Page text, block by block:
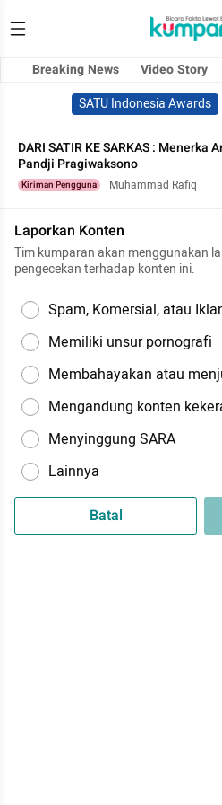
Breaking News Video Story
SATU Indonesia Awards
DARI SATIR KE SARKAS : Menerka
Pandji Pragiwaksono
Kiriman Pengguna Muhammad Rafiq
Laporkan Konten
Tim kumparan akan menggunakan
pengecekan terhadap konten ini.
Spam, Komersial, atau
Memiliki unsur pornografi
Membahayakan atau
Mengandung konten
Menyinggung SARA
Lainnya
Batal